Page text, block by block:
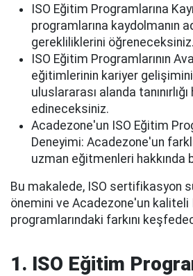
ISO Eğitim Programlarına
programlarına kaydolmanın
gerekliliklerini öğreneceksiniz.
ISO Eğitim Programlarının
eğitimlerinin kariyer
uluslararası alanda
edineceksiniz.
Acadezone'un ISO Eğitim
Deneyimi: Acadezone'un
uzman eğitmenleri hakkında
Bu makalede, ISO sertifikasyon
önemini ve Acadezone'un kaliteli
programlarındaki farkını
1. ISO Eğitim